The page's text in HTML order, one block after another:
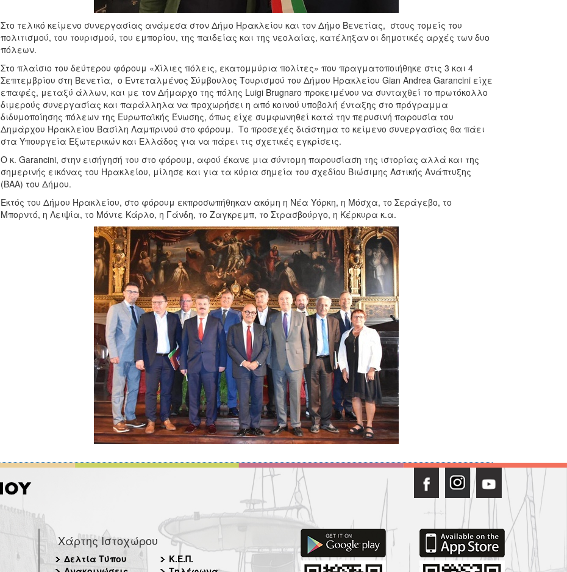
Στο τελικό κείμενο συνεργασίας ανάμεσα στον Δήμο Ηρακλείου και τον Δήμο Βενετίας, στους τομείς του
πολιτισμού, του τουρισμού, του εμπορίου, της παιδείας και της νεολαίας, κατέληξαν οι δημοτικές αρχές των δυο
πόλεων.
Στο πλαίσιο του δεύτερου φόρουμ «Χίλιες πόλεις, εκατομμύρια πολίτες» που πραγματοποιήθηκε στις 3 και 4
Σεπτεμβρίου στη Βενετία, ο Εντεταλμένος Σύμβουλος Τουρισμoύ του Δήμου Ηρακλείου Gian Andrea Garancini είχε
επαφές, μεταξύ άλλων, και με τον Δήμαρχο της πόλης Luigi Brugnaro προκειμένου να συνταχθεί το πρωτόκολλο
διμερούς συνεργασίας και παράλληλα να προχωρήσει η από κοινού υποβολή ένταξης στο πρόγραμμα
διδυμοποίησης πόλεων της Ευρωπαϊκής Ένωσης, όπως είχε συμφωνηθεί κατά την περυσινή παρουσία του
Δημάρχου Ηρακλείου Βασίλη Λαμπρινού στο φόρουμ. Το προσεχές διάστημα το κείμενο συνεργασίας θα πάει
στα Υπουργεία Εξωτερικών και Ελλάδος για να πάρει τις σχετικές εγκρίσεις.
Ο κ. Garancini, στην εισήγησή του στο φόρουμ, αφού έκανε μια σύντομη παρουσίαση της ιστορίας αλλά και της
σημερινής εικόνας του Ηρακλείου, μίλησε και για τα κύρια σημεία του σχεδίου Βιώσιμης Αστικής Ανάπτυξης
(ΒΑΑ) του Δήμου.
Εκτός του Δήμου Ηρακλείου, στο φόρουμ εκπροσωπήθηκαν ακόμη η Νέα Υόρκη, η Μόσχα, το Σεράγεβο, το
Μπορντό, η Λειψία, το Μόντε Κάρλο, η Γάνδη, το Ζαγκρεμπ, το Στρασβούργο, η Κέρκυρα κ.α.
Χάρτης Ιστοχώρου
Δελτία Τύπου
Κ.Ε.Π.